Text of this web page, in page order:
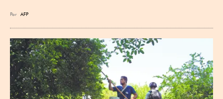
Por AFP